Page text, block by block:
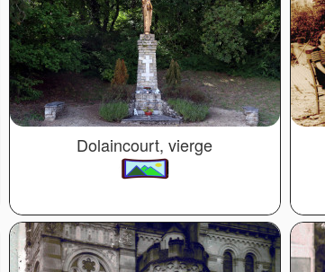
Dolaincourt, vierge